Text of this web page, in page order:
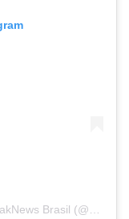
Uma publicação compartilhada por DestakNews Brasil (@destaknewsbrasiloficial)